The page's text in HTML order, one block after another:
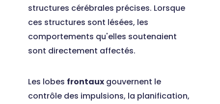
structures cérébrales précises. Lorsque
ces structures sont lésées, les
comportements qu'elles soutenaient
sont directement affectés.
Les lobes frontauxgouvernent le
contrôle des impulsions, la planification,